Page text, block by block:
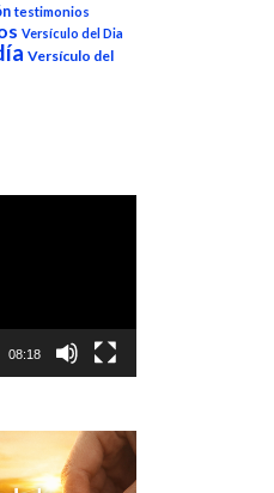
testimonios
Versículo del Dia
Versículo del
08:18